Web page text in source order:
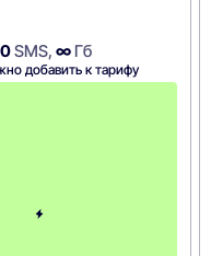
SMS, ∞Гб
добавить к тарифу